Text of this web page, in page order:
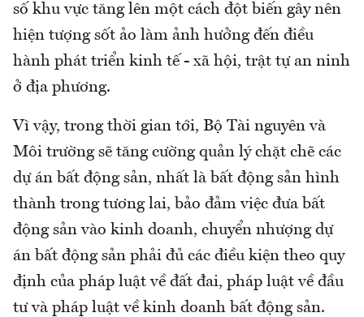
số khu vực tăng lên một cách đột biến gây nên
hiện tượng sốt ảo làm ảnh hưởng đến điều
hành phát triển kinh tế - xã hội, trật tự an ninh
ở địa phương.
Vì vậy, trong thời gian tới, Bộ Tài nguyên và
Môi trường sẽ tăng cường quản lý chặt chẽ các
dự án bất động sản, nhất là bất động sản hình
thành trong tương lai, bảo đảm việc đưa bất
động sản vào kinh doanh, chuyển nhượng dự
án bất động sản phải đủ các điều kiện theo quy
định của pháp luật về đất đai, pháp luật về đầu
tư và pháp luật về kinh doanh bất động sản.